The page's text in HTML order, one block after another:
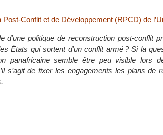
Conflit et de Développement (RPCD) de
d’une politique de reconstruction post-conflit
États qui sortent d’un conflit armé ? Si la
panafricaine semble être peu visible lors
s’agit de fixer les engagements les plans de